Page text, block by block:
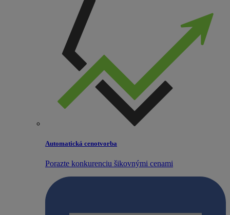
Automatická cenotvorba
Porazte konkurenciu šikovnými cenami